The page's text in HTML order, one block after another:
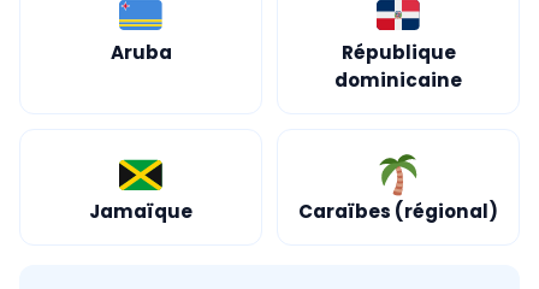
Aruba
République
dominicaine
Jamaïque Caraïbes (régional)